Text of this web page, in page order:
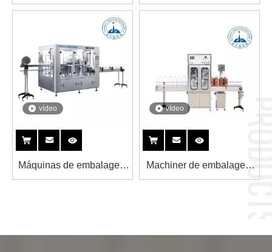
cola
de embalagem de bebida
vídeo
Máquinas de embalagem
de engarrafamento de
vídeo
Machiner de embalagem
de enchimento de óleo